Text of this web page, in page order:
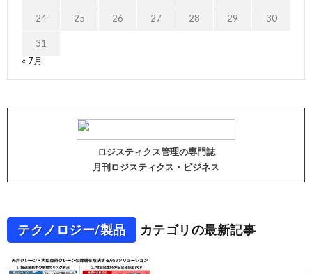
24 25 26 27 28 29 30
31
« 7月
ロジスティクス管理の専門誌
月刊ロジスティクス・ビジネス
テクノロジー/製品 カテゴリの最新記事